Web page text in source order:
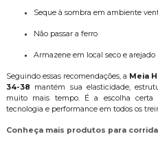
Seque à sombra em ambiente
Não passar a ferro
Armazene em local seco e arejado
Seguindo essas recomendações, a Meia
34-38 mantém sua elasticidade,
muito mais tempo. É a escolha
tecnologia e performance em todos os
Conheça mais produtos para corrida